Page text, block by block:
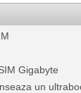
Gigabyte
un